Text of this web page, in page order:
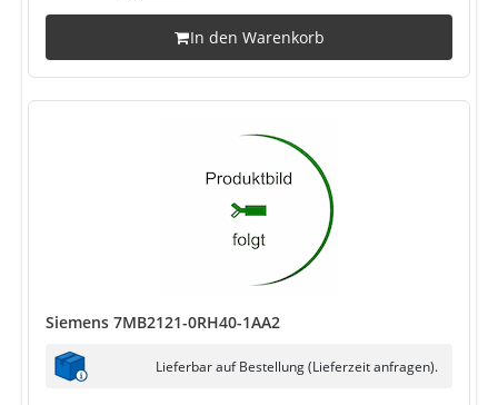
In den Warenkorb
Siemens 7MB2121-0RH40-1AA2
Lieferbar auf Bestellung (Lieferzeit anfragen).